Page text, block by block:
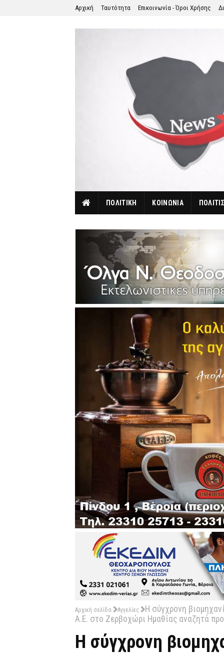
Αρχική Ταυτότητα Επικοινωνία - Όροι Χρήσης
ΠΟΛΙΤΙΚΗ ΚΟΙΝΩΝΙΑ
Αρχική σελίδα Αγγελίες
Η σύγχρονη
Α.Ε. στο Ζερβοχώρι Ημαθίας αναζητά
Η σύγχρονη